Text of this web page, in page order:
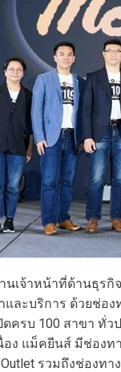
นเจ้าหน้าที่ด้านธุร
ละบริการ ด้วยช่อ
ครบ 100 สาขา ทั่
อง แม็คยีนส์ มีช่อง
รวมถึงช่องท